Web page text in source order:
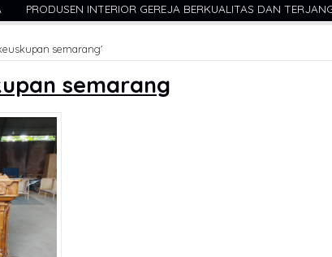
GEREJA BERKUALITAS DAN TERJANGKAU WA :
semarang'
semarang